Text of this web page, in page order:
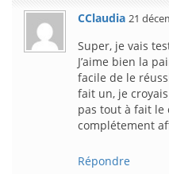
CClaudia 21
Super, je vais
J’aime bien la
facile de le
fait un, je
pas tout à fait le
complétement
Répondre